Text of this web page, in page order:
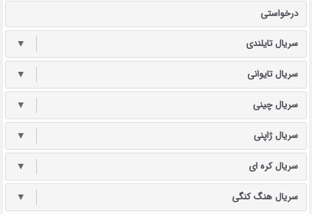
درخواستی
سریال تایلندی ▼
سریال تایوانی ▼
سریال چینی ▼
سریال ژاپنی ▼
سریال کره ای ▼
سریال هنگ کنگی ▼